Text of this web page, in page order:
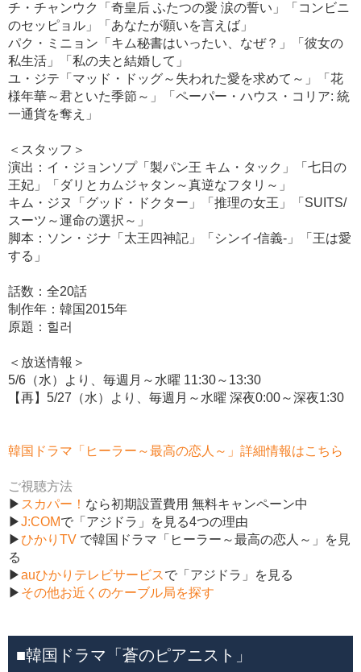
チ・チャンウク「奇皇后 ふたつの愛 涙の誓い」「コンビニ
のセッピョル」「あなたが願いを言えば」
パク・ミニョン「キム秘書はいったい、なぜ？」「彼女の
私生活」「私の夫と結婚して」
ユ・ジテ「マッド・ドッグ～失われた愛を求めて～」「花
様年華～君といた季節～」「ペーパー・ハウス・コリア: 統
一通貨を奪え」
＜スタッフ＞
演出：イ・ジョンソプ「製パン王 キム・タック」「七日の
王妃」「ダリとカムジャタン～真逆なフタリ～」
キム・ジヌ「グッド・ドクター」「推理の女王」「SUITS/
スーツ～運命の選択～」
脚本：ソン・ジナ「太王四神記」「シンイ-信義-」「王は愛
する」
話数：全20話
制作年：韓国2015年
原題：힐러
＜放送情報＞
5/6（水）より、毎週月～水曜 11:30～13:30
【再】5/27（水）より、毎週月～水曜 深夜0:00～深夜1:30
韓国ドラマ「ヒーラー～最高の恋人～」詳細情報はこちら
ご視聴方法
▶ スカパー！ なら初期設置費用 無料キャンペーン中
▶J:COMで「アジドラ」を見る4つの理由
▶ひかりTV で韓国ドラマ「ヒーラー～最高の恋人～」を見
る
▶auひかりテレビサービスで「アジドラ」を見る
▶ その他お近くのケーブル局を探す
■韓国ドラマ「蒼のピアニスト」